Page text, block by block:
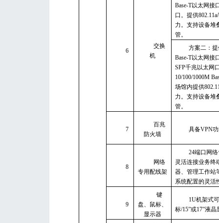
6
交换
机
Base-T以太网接
口。提供
力。支持设备堆
管。
方案二：提
Base-T以太网接
SFP千兆以太网
10/100/1000M
场馆内提供
力。支持设备堆
管。
7
百兆
防火墙
具备VPN
8
网络
专用配线架
24端口网
灵活连接业务终
器、管理工作站
系统配置的灵活
9
键
盘、鼠标、
显示器
1U机架式
标/15”或17”液